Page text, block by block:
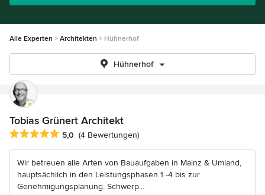
Alle Experten Architekten Hühnerhof
Hühnerhof
Tobias Grünert Architekt
Durchschnittliche Bewertung: 5 von 5 Sternen
5,0 (4 Bewertungen)
Wir betreuen alle Arten von Bauaufgaben in Mainz & Umland,
hauptsächlich in den Leistungsphasen 1 -4 bis zur
Genehmigungsplanung. Schwerp...